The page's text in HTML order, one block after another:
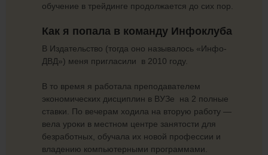
обучение в трейдинге продолжается до сих пор.
Как я попала в команду Инфоклуба
В Издательство (тогда оно называлось «Инфо-
ДВД») меня пригласили в 2010 году.
В то время я работала преподавателем
экономических дисциплин в ВУЗе на 2 полные
ставки. По вечерам ходила на вторую работу —
вела уроки в местном центре занятости для
безработных, обучала их новой профессии и
владению компьютерными программами.